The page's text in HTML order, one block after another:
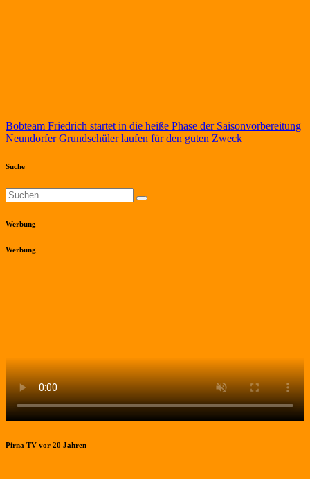
Beitragsnavigation
Bobteam Friedrich startet in die heiße Phase der Saisonvorbereitung
Neundorfer Grundschüler laufen für den guten Zweck
Suche
Werbung
Werbung
Pirna TV vor 20 Jahren